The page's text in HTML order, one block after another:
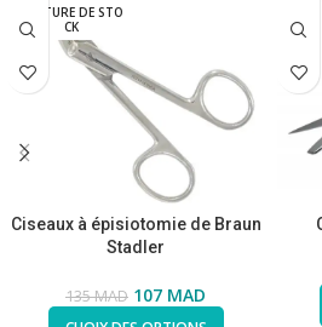
RUPTURE DE STO
CK
Ciseaux à épisiotomie de Braun
Stadler
135MAD 107 MAD